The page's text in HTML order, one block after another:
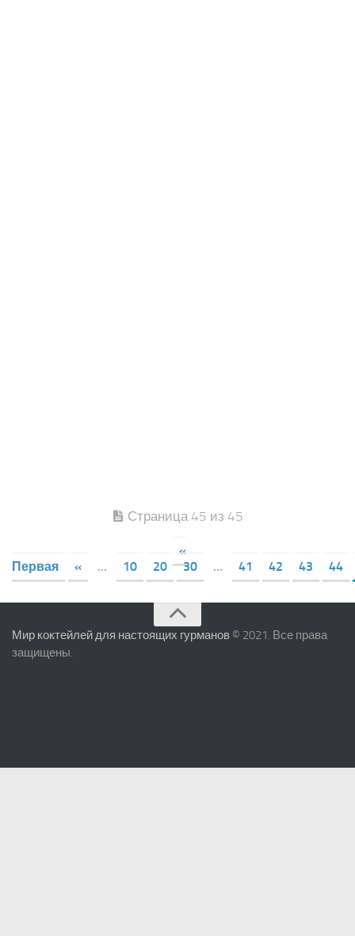
Страница 45 из 45
«
Первая
« ... 10 20 30 ... 41 42 43 44
Мир коктейлей для настоящих гурманов © 2021. Все права
защищены.